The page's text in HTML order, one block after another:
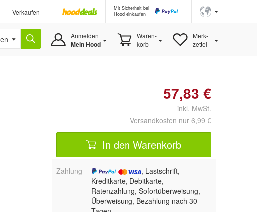
Verkaufen
Mit Sicherheit bei
Hood einkaufen
Anmelden
Mein Hood
Waren-
korb
Merk-
zettel
57,83 €
inkl. MwSt.
Versandkosten nur 6,99 €
In den Warenkorb
Zahlung
, Lastschrift,
Kreditkarte, Debitkarte,
Ratenzahlung, Sofortüberweisung,
Überweisung, Bezahlung nach 30